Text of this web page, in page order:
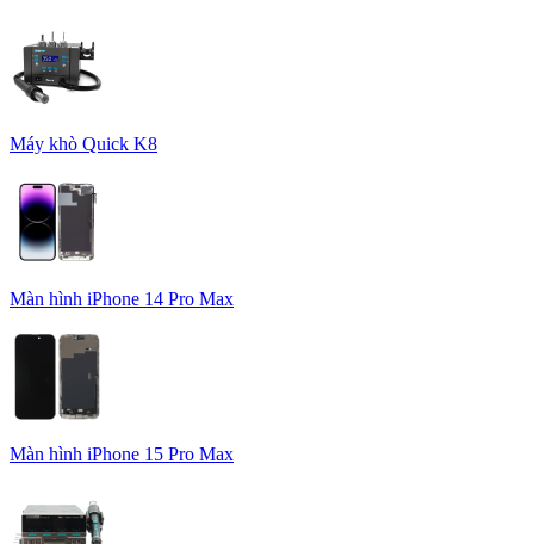
Máy khò Quick K8
Màn hình iPhone 14 Pro Max
Màn hình iPhone 15 Pro Max